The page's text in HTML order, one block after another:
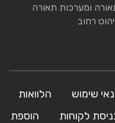
ומערכות תאורה
רחוב
שימוש
הלוואות
לקוחות
הוספת